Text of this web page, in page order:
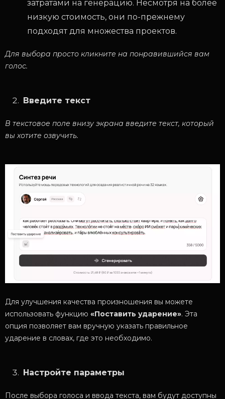
затратами на генерацию. Несмотря на более
низкую стоимость, они по-прежнему
подходят для множества проектов.
Для выбора просто кликните на понравившийся вам
голос.
Введите текст
В текстовое поле внизу экрана введите текст, который
вы хотите озвучить.
Для улучшения качества произношения вы можете
использовать функцию «Поставить ударение». Эта
опция позволяет вам вручную указать правильное
ударение в словах, где это необходимо.
Настройте параметры
После выбора голоса и ввода текста, вам будут доступны